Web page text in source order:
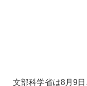
文部科学省は8月9日